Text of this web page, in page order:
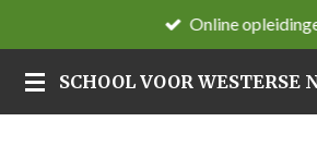
direct
naar
de
Online